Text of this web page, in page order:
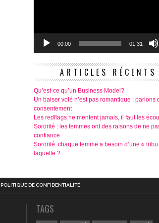
00:00 01:31
ARTICLES RÉCENTS
Qu’est-ce qu’un Business Model?
Un baiser volé n’est pas romantique : parlons
consentement
Les redflags ne mentent jamais, il faut les
Sororité : les femmes ont des raisons de ne
confiance
Sororité: chaque femme a besoin d’une «
laquelle ?
POLITIQUE DE CONFIDENTIALITÉ
TAGS